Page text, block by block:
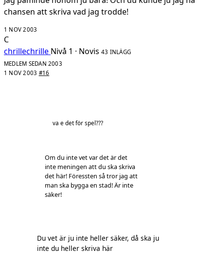
chansen att skriva vad jag trodde!
1 NOV 2003
C
chrillechrille Nivå 1 · Novis 43 INLÄGG
MEDLEM SEDAN 2003
1 NOV 2003 #16
va e det för spel???
Om du inte vet var det är det
inte meningen att du ska skriva
det här! Föressten så tror jag att
man ska bygga en stad! Är inte
säker!
Du vet är ju inte heller säker, då ska ju
inte du heller skriva här